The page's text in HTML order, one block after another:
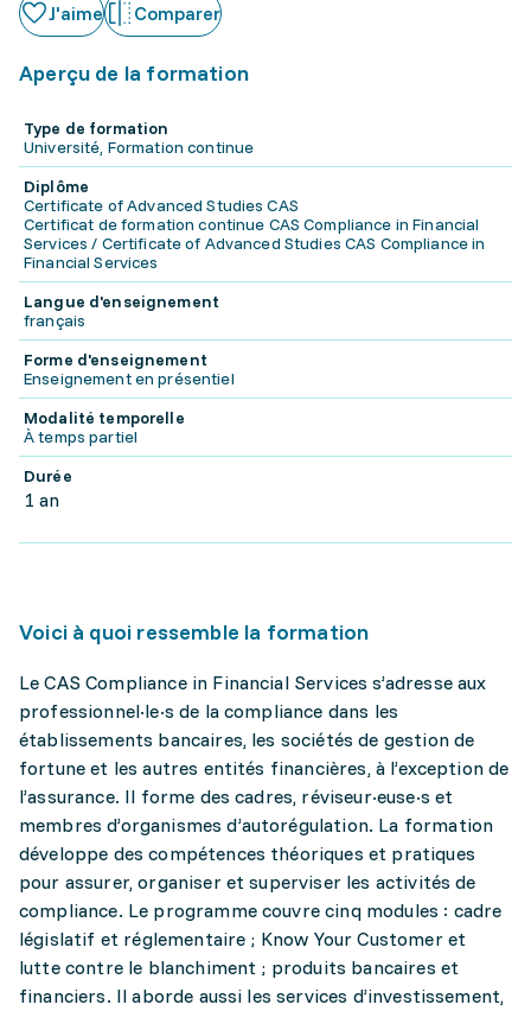
J'aime Comparer
Aperçu de la formation
Type de formation
Université, Formation continue
Diplôme
Certificate of Advanced Studies CAS
Certificat de formation continue CAS Compliance in Financial
Services / Certificate of Advanced Studies CAS Compliance in
Financial Services
Langue d'enseignement
français
Forme d'enseignement
Enseignement en présentiel
Modalité temporelle
À temps partiel
Durée
1 an
Voici à quoi ressemble la formation
Le CAS Compliance in Financial Services s’adresse aux
professionnel·le·s de la compliance dans les
établissements bancaires, les sociétés de gestion de
fortune et les autres entités financières, à l’exception de
l’assurance. Il forme des cadres, réviseur·euse·s et
membres d’organismes d’autorégulation. La formation
développe des compétences théoriques et pratiques
pour assurer, organiser et superviser les activités de
compliance. Le programme couvre cinq modules : cadre
législatif et réglementaire ; Know Your Customer et
lutte contre le blanchiment ; produits bancaires et
financiers. Il aborde aussi les services d’investissement,